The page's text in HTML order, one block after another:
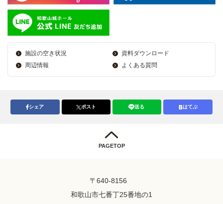
施設の空き状況
資料ダウンロード
周辺情報
よくある質問
シェア ポスト 送る はてぶ
PAGETOP
〒640-8156
和歌山市七番丁25番地の1